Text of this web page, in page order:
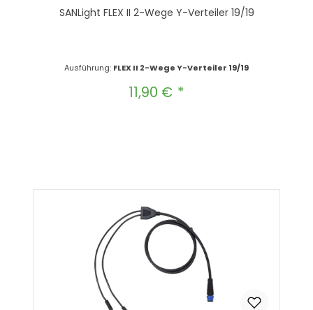
SANLight FLEX II 2-Wege Y-Verteiler 19/19
Ausführung: FLEX II 2-Wege Y-Verteiler 19/19
Regulärer Preis:
11,90 €